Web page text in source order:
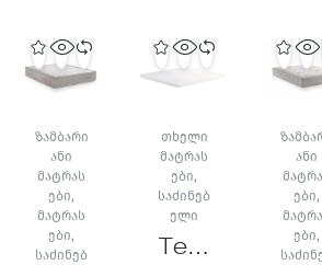
ᲖᲐᲛᲑᲐᲠᲘ
ᲐᲜᲘ
ᲛᲐᲢᲠᲐᲡ
ᲔᲑᲘ,
ᲛᲐᲢᲠᲐᲡ
ᲔᲑᲘ,
ᲡᲐᲫᲘᲜᲔᲑ
ᲗᲮᲔᲚᲘ
ᲛᲐᲢᲠᲐᲡ
ᲔᲑᲘ,
ᲡᲐᲫᲘᲜᲔᲑ
ᲔᲚᲘ
Tem
ᲐᲜᲘ
ᲔᲑᲘ,
ᲔᲑᲘ,